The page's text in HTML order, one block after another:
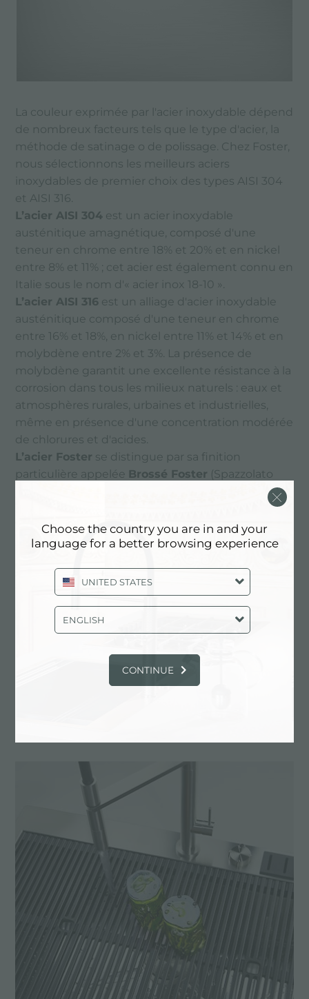
La couleur exprimée par l'acier inoxydable dépend
de nombreux facteurs tels que le type d'acier, la
méthode de satinage o de polissage. Chez Foster,
nous sélectionnons les meilleurs aciers
inoxydables de premier choix des types AISI 304
et AISI 316.
L’acier AISI 304 est un acier inoxydable
austénitique amagnétique, composé d'une
teneur en chrome entre 18% et 20% et en nickel
entre 8% et 11% ; cet acier est également connu en
Italie sous le nom d'« acier inox 18-10 ».
L’acier AISI 316 est un alliage d'acier inoxydable
austénitique composé d'une teneur en chrome
entre 16% et 18%, en nickel entre 11% et 14% et en
molybdène entre 2% et 3%. La présence de
molybdène garantit une excellente résistance à la
corrosion dans tous les milieux naturels : eaux et
atmosphères rurales, urbaines et industrielles,
même en présence d'une concentration modérée
de chlorures et d'acides.
L’acier Foster se distingue par sa finition
particulière appelée Brossé Foster (Spazzolato
spécifique utilisant des brosses spéciales en fibres
végétales qui confèrent à l'acier son satinage
extra-fin caractéristique. Cette finition assure une
et la propreté.
Le résultat des choix et des procédés de
fabrication de l'acier Foster lui confère une
coloration naturelle plus brillante et durable. Notre
de toujours trouver sa couleur parfaite.
Choose the country you are in and your
language for a better browsing experience
UNITED STATES
ENGLISH
CONTINUE